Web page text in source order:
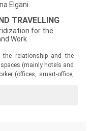
Elgani
TRAVELLING
for the
Work
relationship and the
(mainly hotels and
(offices, smart-office,